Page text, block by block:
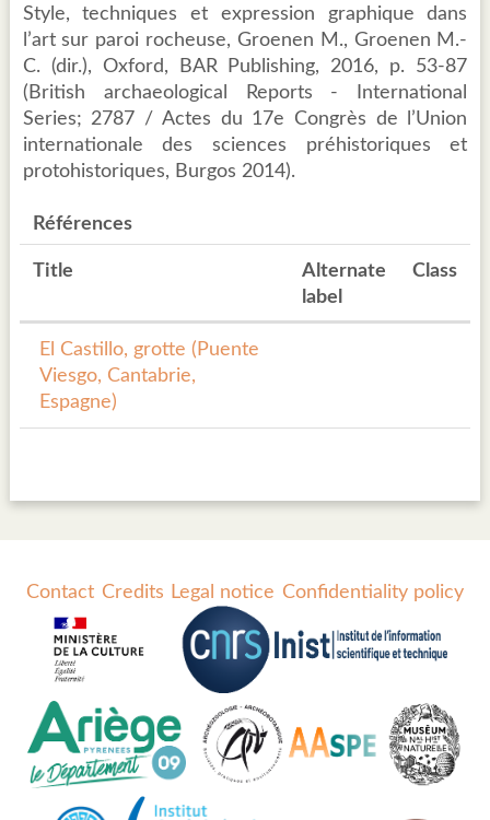
Style, techniques et expression graphique dans
l’art sur paroi rocheuse, Groenen M., Groenen M.-
C. (dir.), Oxford, BAR Publishing, 2016, p. 53-87
(British archaeological Reports - International
Series; 2787 / Actes du 17e Congrès de l’Union
internationale des sciences préhistoriques et
protohistoriques, Burgos 2014).
Références
Title
Alternate
label
Class
El Castillo, grotte (Puente
Viesgo, Cantabrie,
Espagne)
Contact Credits Legal notice Confidentiality policy